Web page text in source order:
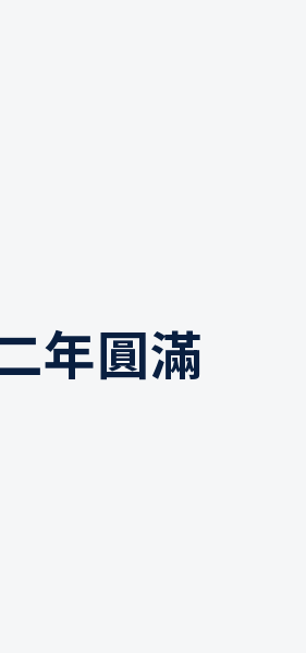
年圓滿